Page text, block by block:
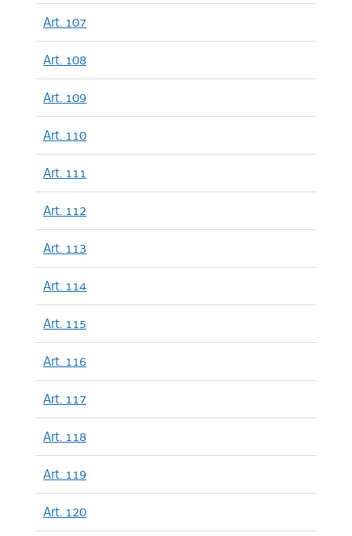
Art. 107
Art. 108
Art. 109
Art. 110
Art. 111
Art. 112
Art. 113
Art. 114
Art. 115
Art. 116
Art. 117
Art. 118
Art. 119
Art. 120